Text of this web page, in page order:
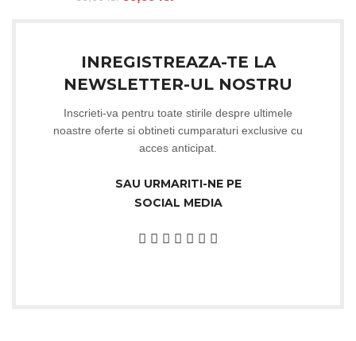
INREGISTREAZA-TE LA
NEWSLETTER-UL NOSTRU
Inscrieti-va pentru toate stirile despre ultimele
noastre oferte si obtineti cumparaturi exclusive cu
acces anticipat.
SAU URMARITI-NE PE
SOCIAL MEDIA